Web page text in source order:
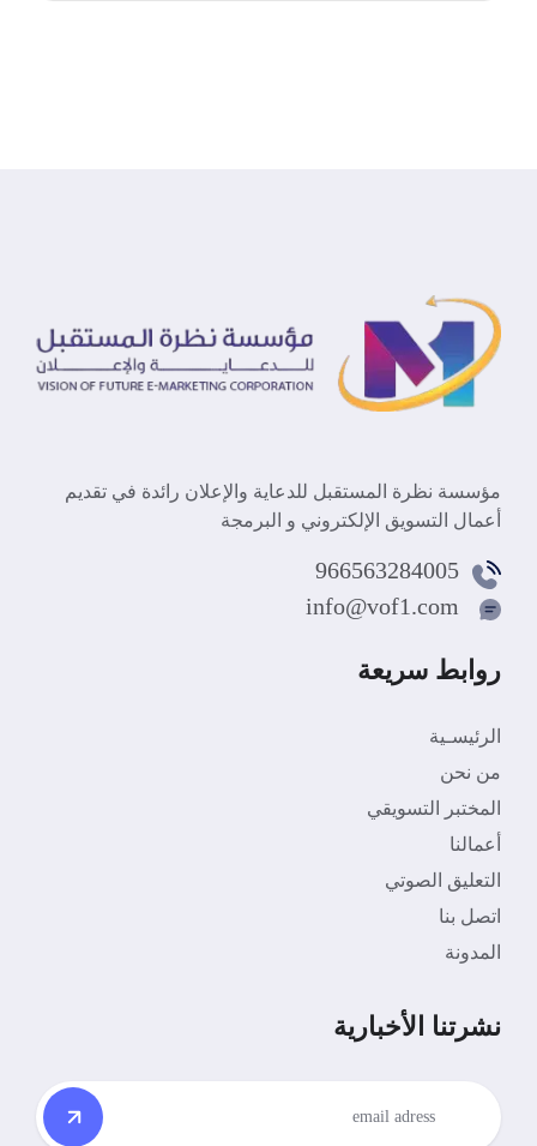
مؤسسة نظرة المستقبل للدعاية والإعلان رائدة في تقديم
أعمال التسويق الإلكتروني و البرمجة
966563284005
info@vof1.com
روابط سريعة
الرئيسـية
من نحن
المختبر التسويقي
أعمالنا
التعليق الصوتي
اتصل بنا
المدونة
نشرتنا الأخبارية